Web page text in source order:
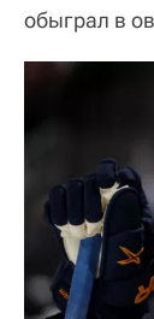
обыграл в